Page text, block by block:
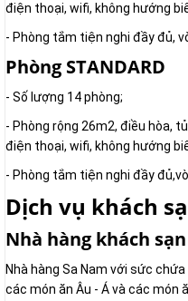
điện thoại, wifi, không hướng
- Phòng tắm tiện nghi đầy đủ,
Phòng STANDARD
- Số lượng 14 phòng;
- Phòng rộng 26m2, điều hòa,
điện thoại, wifi, không hướng
- Phòng tắm tiện nghi đầy
Dịch vụ khách
Nhà hàng khách
Nhà hàng Sa Nam với sức
các món ăn Âu - Á và các món